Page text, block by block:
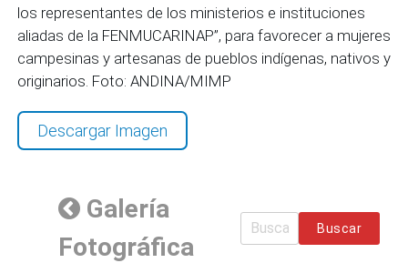
los representantes de los ministerios e instituciones
aliadas de la FENMUCARINAP”, para favorecer a mujeres
campesinas y artesanas de pueblos indígenas, nativos y
originarios. Foto: ANDINA/MIMP
Descargar Imagen
Galería
Fotográfica
Buscar